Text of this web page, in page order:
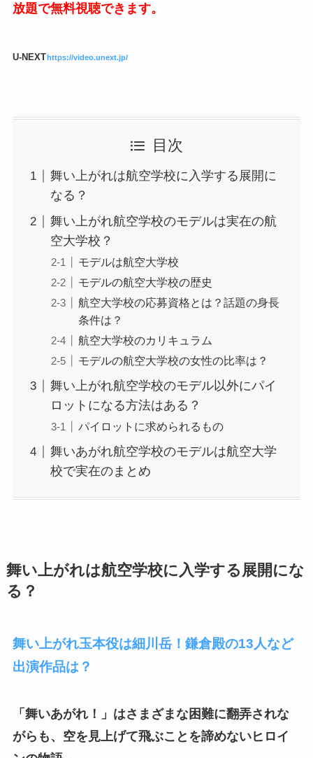
放題で無料視聴できます。
U-NEXThttps://video.unext.jp/
目次
舞い上がれは航空学校に入学する展開に
なる？
舞い上がれ航空学校のモデルは実在の航
空大学校？
モデルは航空大学校
モデルの航空大学校の歴史
航空大学校の応募資格とは？話題の身長
条件は？
航空大学校のカリキュラム
モデルの航空大学校の女性の比率は？
舞い上がれ航空学校のモデル以外にパイ
ロットになる方法はある？
パイロットに求められるもの
舞いあがれ航空学校のモデルは航空大学
校で実在のまとめ
舞い上がれは航空学校に入学する展開にな
る？
舞い上がれ玉本役は細川岳！鎌倉殿の13人など
出演作品は？
「舞いあがれ！」はさまざまな困難に翻弄されな
がらも、空を見上げて飛ぶことを諦めないヒロイ